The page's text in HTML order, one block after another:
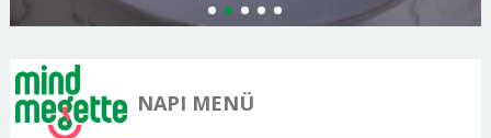
NAPI MENÜ